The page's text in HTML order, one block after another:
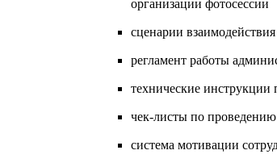
организации фотосессии
сценарии
регламент работы
технические инструкции
чек-листы по
система мотивации